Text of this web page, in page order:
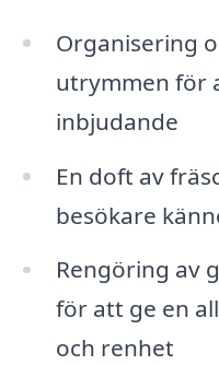
Organisering
utrymmen för
inbjudande
En doft av
besökare
Rengöring av
för att ge en
och renhet